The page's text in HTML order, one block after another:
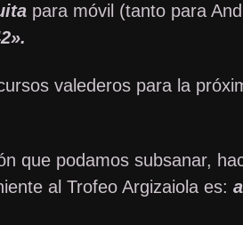
para móvil (tanto para
valederos para la
que podamos subsanar,
al Trofeo Argizaiola es: